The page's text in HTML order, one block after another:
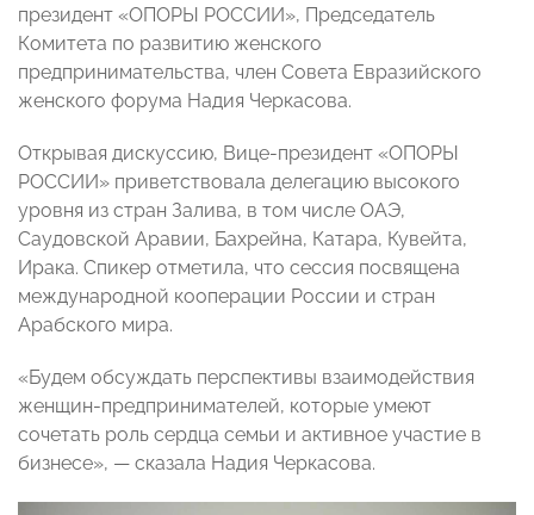
президент «ОПОРЫ РОССИИ», Председатель
Комитета по развитию женского
предпринимательства, член Совета Евразийского
женского форума Надия Черкасова.
Открывая дискуссию, Вице-президент «ОПОРЫ
РОССИИ» приветствовала делегацию высокого
уровня из стран Залива, в том числе ОАЭ,
Саудовской Аравии, Бахрейна, Катара, Кувейта,
Ирака. Спикер отметила, что сессия посвящена
международной кооперации России и стран
Арабского мира.
«Будем обсуждать перспективы взаимодействия
женщин-предпринимателей, которые умеют
сочетать роль сердца семьи и активное участие в
бизнесе», — сказала Надия Черкасова.